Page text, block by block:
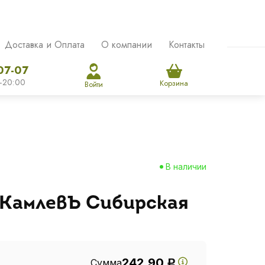
Доставка и Оплата О компании Контакты
07
20:00 Войти Корзина
В наличии
Сибирская
Сумма Р